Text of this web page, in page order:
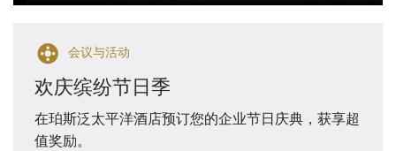
会议与活动
欢庆缤纷节日季
在珀斯泛太平洋酒店预订您的企业节日庆典，获享超
值奖励。